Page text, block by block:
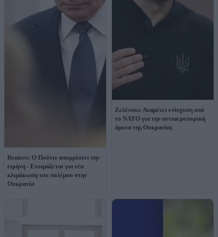
Reuters: Ο Πούτιν απορρίπτει την
ειρήνη - Ετοιμάζεται για νέα
κλιμάκωση του πολέμου στην
Ουκρανία
Ζελένσκι: Αναμένει ενίσχυση από
το ΝΑΤΟ για την αντιαεροπορική
άμυνα της Ουκρανίας